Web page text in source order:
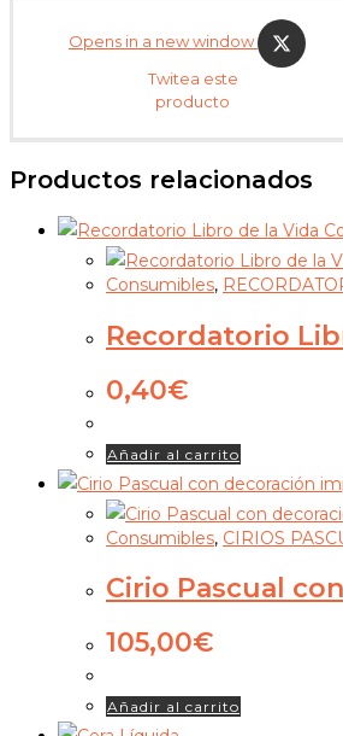
Opens in a new window
Twitea este
producto
Productos relacionados
Consumibles,
Recordatorio
0,40€
Añadir al carrito
Consumibles, CIRIOS
Cirio Pascual
105,00€
Añadir al carrito